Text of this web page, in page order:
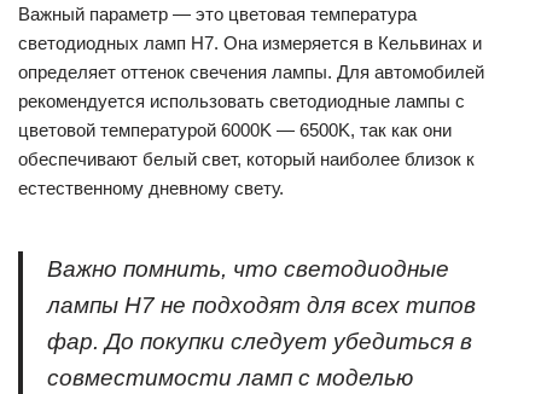
Важный параметр — это цветовая температура
светодиодных ламп H7. Она измеряется в Кельвинах и
определяет оттенок свечения лампы. Для автомобилей
рекомендуется использовать светодиодные лампы с
цветовой температурой 6000K — 6500K, так как они
обеспечивают белый свет, который наиболее близок к
естественному дневному свету.
Важно помнить, что светодиодные
лампы H7 не подходят для всех типов
фар. До покупки следует убедиться в
совместимости ламп с моделью